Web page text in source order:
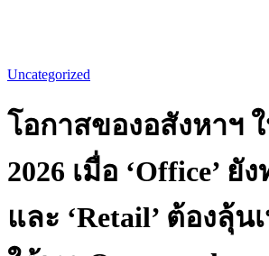
Uncategorized
โอกาสของอสังหาฯ
2026 เมื่อ ‘Office’ ยั
และ ‘Retail’ ต้องลุ้